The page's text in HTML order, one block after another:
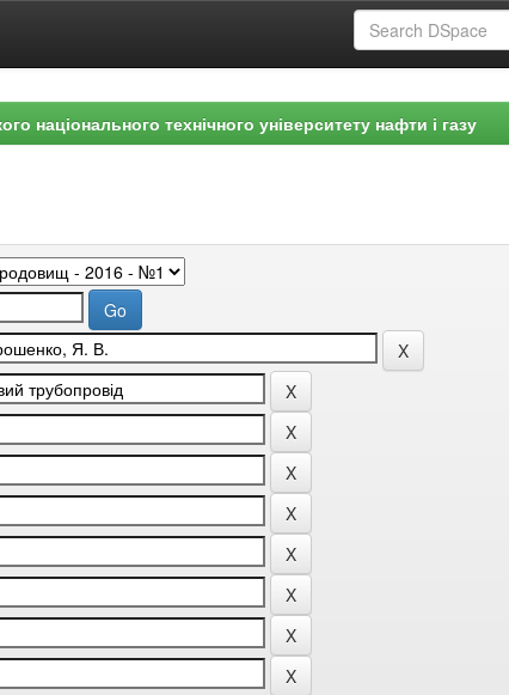
національного технічного університету нафти і газу